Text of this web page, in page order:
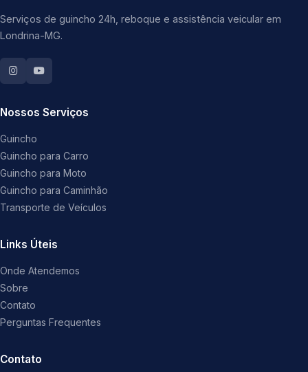
Serviços de guincho 24h, reboque e assistência veicular em
Londrina-MG.
Nossos Serviços
Guincho
Guincho para Carro
Guincho para Moto
Guincho para Caminhão
Transporte de Veículos
Links Úteis
Onde Atendemos
Sobre
Contato
Perguntas Frequentes
Contato